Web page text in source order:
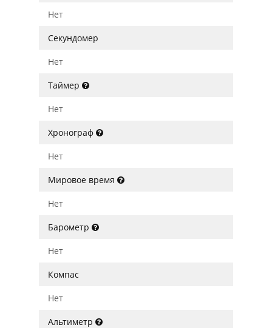
Нет
Секундомер
Нет
Таймер
Нет
Хронограф
Нет
Мировое время
Нет
Барометр
Нет
Компас
Нет
Альтиметр